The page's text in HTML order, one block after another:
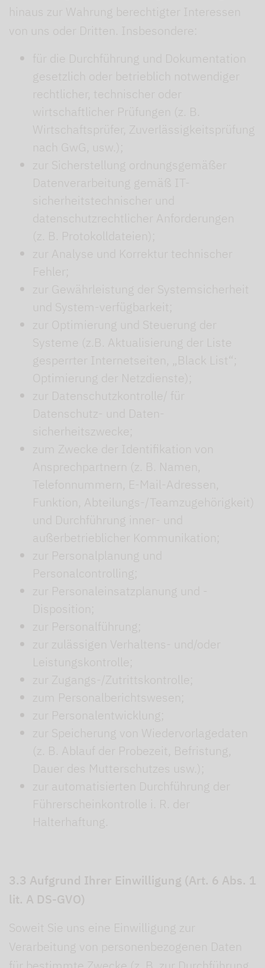
hinaus zur Wahrung berechtigter Interessen
von uns oder Dritten. Insbesondere:
für die Durchführung und Dokumentation
gesetzlich oder betrieblich notwendiger
rechtlicher, technischer oder
wirtschaftlicher Prüfungen (z. B.
Wirtschaftsprüfer, Zuverlässigkeitsprüfung
nach GwG, usw.);
zur Sicherstellung ordnungsgemäßer
Datenverarbeitung gemäß IT-
sicherheitstechnischer und
datenschutzrechtlicher Anforderungen
(z. B. Protokolldateien);
zur Analyse und Korrektur technischer
Fehler;
zur Gewährleistung der Systemsicherheit
und System-verfügbarkeit;
zur Optimierung und Steuerung der
Systeme (z.B. Aktualisierung der Liste
gesperrter Internetseiten, „Black List“;
Optimierung der Netzdienste);
zur Datenschutzkontrolle/ für
Datenschutz- und Daten-
sicherheitszwecke;
zum Zwecke der Identifikation von
Ansprechpartnern (z. B. Namen,
Telefonnummern, E-Mail-Adressen,
Funktion, Abteilungs-/Teamzugehörigkeit)
und Durchführung inner- und
außerbetrieblicher Kommunikation;
zur Personalplanung und
Personalcontrolling;
zur Personaleinsatzplanung und -
Disposition;
zur Personalführung;
zur zulässigen Verhaltens- und/oder
Leistungskontrolle;
zur Zugangs-/Zutrittskontrolle;
zum Personalberichtswesen;
zur Personalentwicklung;
zur Speicherung von Wiedervorlagedaten
(z. B. Ablauf der Probezeit, Befristung,
Dauer des Mutterschutzes usw.);
zur automatisierten Durchführung der
Führerscheinkontrolle i. R. der
Halterhaftung.
3.3 Aufgrund Ihrer Einwilligung (Art. 6 Abs. 1
lit. A DS-GVO)
Soweit Sie uns eine Einwilligung zur
Verarbeitung von personenbezogenen Daten